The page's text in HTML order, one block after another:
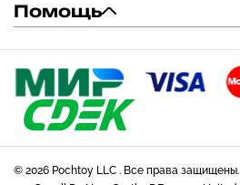
Помощь
© 2026 Pochtoy LLC . Все права защищены.